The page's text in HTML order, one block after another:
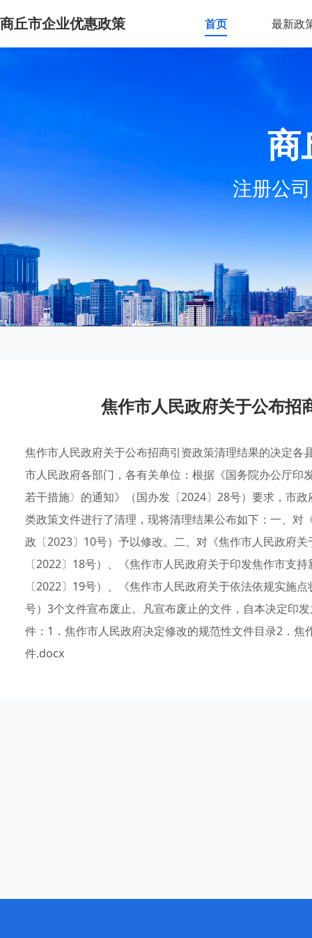
商丘市企业优惠政策 首页 最新政
商
注册公
焦作市人民政府关于公布招
焦作市人民政府关于公布招商引资政策清理结果的决定
市人民政府各部门，各有关单位：根据《国务院办公厅
若干措施〉的通知》（国办发〔2024〕28号）要求，市
类政策文件进行了清理，现将清理结果公布如下：一、
政〔2023〕10号）予以修改。二、对《焦作市人民政府
〔2022〕18号）、《焦作市人民政府关于印发焦作市支
〔2022〕19号）、《焦作市人民政府关于依法依规实施
号）3个文件宣布废止。凡宣布废止的文件，自本决定印
件：1．焦作市人民政府决定修改的规范性文件目录2．
件.docx 2024